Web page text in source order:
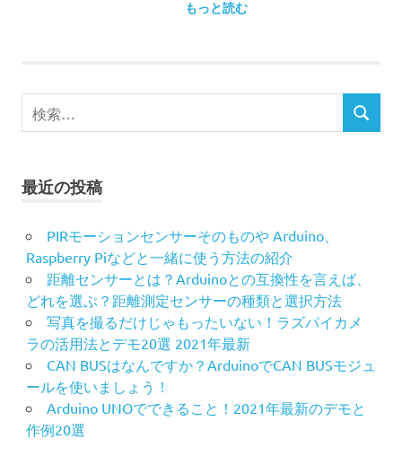
もっと読む
検
索
検
最近の投稿
PIRモーションセンサーそのものや Arduino、
Raspberry Piなどと一緒に使う方法の紹介
距離センサーとは？Arduinoとの互換性を言えば、
どれを選ぶ？距離測定センサーの種類と選択方法
写真を撮るだけじゃもったいない！ラズパイカメ
ラの活用法とデモ20選 2021年最新
CAN BUSはなんですか？ArduinoでCAN BUSモジュ
ールを使いましょう！
Arduino UNOでできること！2021年最新のデモと
作例20選